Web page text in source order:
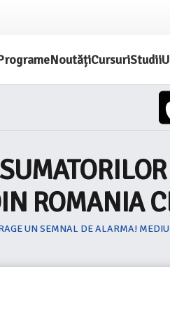
NoutățiCursuriStudii
ROMANIA
UN SEMNAL DE ALARMA!